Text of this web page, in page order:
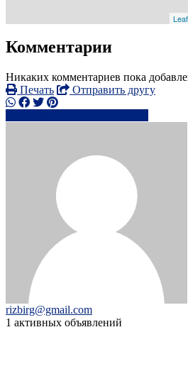
Комментарии
Никаких комментариев пока
Печать
Отправить другу
rizbirg@gmail.com
1 активных объявлений